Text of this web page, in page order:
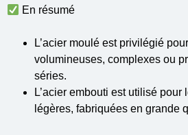
En résumé
L’acier moulé est privilégié
volumineuses, complexes ou
séries.
L’acier embouti est utilisé pour
légères, fabriquées en grande